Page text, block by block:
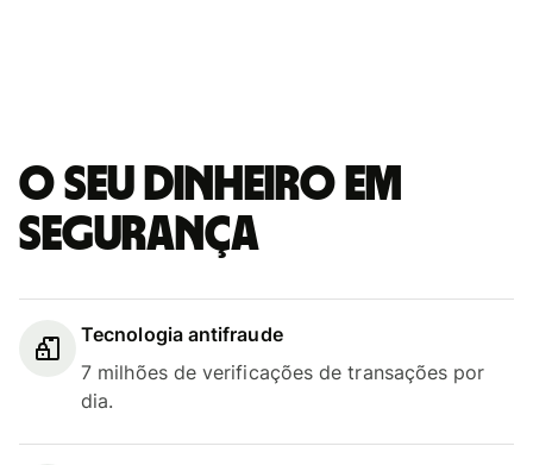
O seu dinheiro em
segurança
Tecnologia antifraude
7 milhões de verificações de transações por
dia.